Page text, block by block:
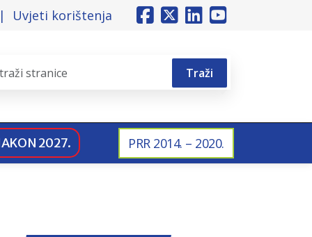
Uvjeti korištenja
Traži
2027. PRR 2014. – 2020.